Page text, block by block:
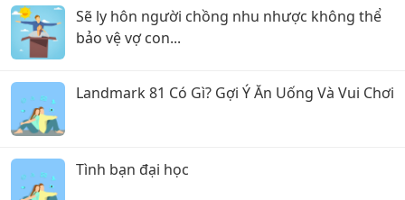
Sẽ ly hôn người chồng nhu nhược không thể
bảo vệ vợ con...
Landmark 81 Có Gì? Gợi Ý Ăn Uống Và Vui Chơi
Tình bạn đại học